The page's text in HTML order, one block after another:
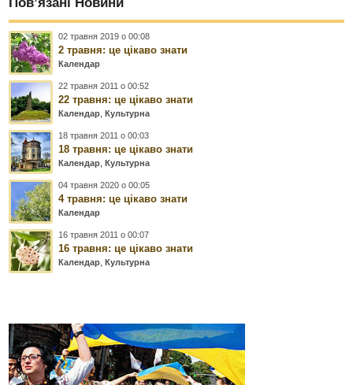
02 травня 2019 о 00:08
2 травня: це цікаво знати
Календар
22 травня 2011 о 00:52
22 травня: це цікаво знати
Календар ,Культурна
18 травня 2011 о 00:03
18 травня: це цікаво знати
Календар ,Культурна
04 травня 2020 о 00:05
4 травня: це цікаво знати
Календар
16 травня 2011 о 00:07
16 травня: це цікаво знати
Календар ,Культурна